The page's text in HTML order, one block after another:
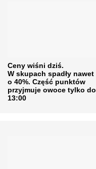
Ceny wiśni dziś.
W skupach spadły nawet
o 40%. Część punktów
przyjmuje owoce tylko do
13:00